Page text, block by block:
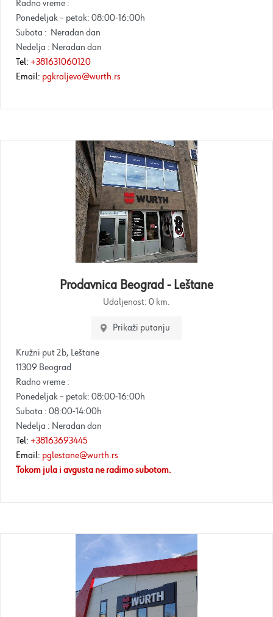
Radno vreme :
Ponedeljak – petak: 08:00-16:00h
Subota : Neradan dan
Nedelja : Neradan dan
Tel: +381631060120
Email: pgkraljevo@wurth.rs
Prodavnica Beograd - Leštane
Udaljenost: 0 km.
Prikaži putanju
Kružni put 2b, Leštane
11309 Beograd
Radno vreme :
Ponedeljak – petak: 08:00-16:00h
Subota : 08:00-14:00h
Nedelja : Neradan dan
Tel: +38163693445
Email: pglestane@wurth.rs
Tokom jula i avgusta ne radimo subotom.